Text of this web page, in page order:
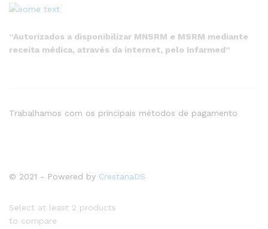
“Autorizados a disponibilizar MNSRM e MSRM mediante
receita médica, através da internet, pelo Infarmed”
© 2021 - Powered by CrestanaDS
Trabalhamos com os principais métodos de pagamento
Select at least 2 products
to compare